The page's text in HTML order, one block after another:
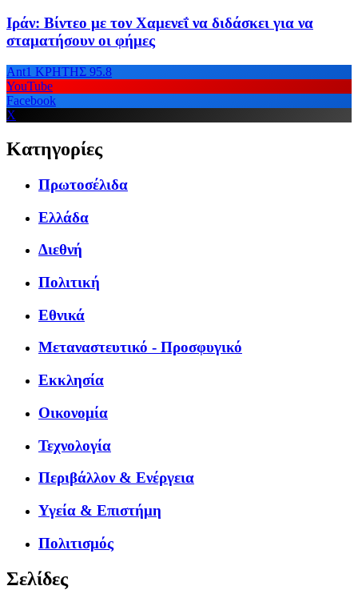
Ιράν: Βίντεο με τον Χαμενεΐ να διδάσκει για να
σταματήσουν οι φήμες
Ant1 ΚΡΗΤΗΣ 95.8
YouTube
Facebook
X
Κατηγορίες
Πρωτοσέλιδα
Ελλάδα
Διεθνή
Πολιτική
Εθνικά
Μεταναστευτικό - Προσφυγικό
Εκκλησία
Οικονομία
Τεχνολογία
Περιβάλλον & Ενέργεια
Υγεία & Επιστήμη
Πολιτισμός
Σελίδες